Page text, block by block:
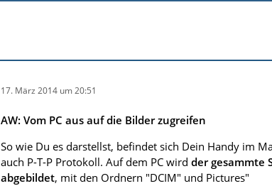
17. März 2014 um 20:51
AW: Vom PC aus auf die Bilder zugreifen
So wie Du es darstellst, befindet sich Dein Handy im
auch P-T-P Protokoll. Auf dem PC wird der gesammte
abgebildet, mit den Ordnern "DCIM" und Pictures"